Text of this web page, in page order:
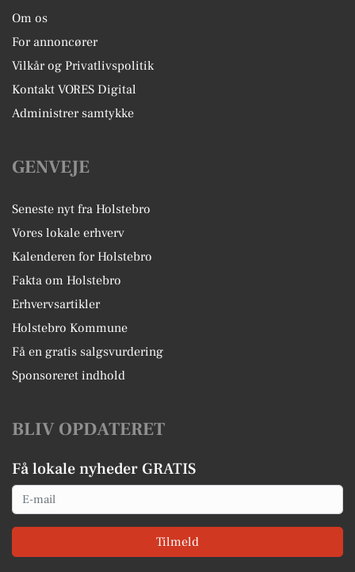
Om os
For annoncører
Vilkår og Privatlivspolitik
Kontakt VORES Digital
Administrer samtykke
GENVEJE
Seneste nyt fra Holstebro
Vores lokale erhverv
Kalenderen for Holstebro
Fakta om Holstebro
Erhvervsartikler
Holstebro Kommune
Få en gratis salgsvurdering
Sponsoreret indhold
BLIV OPDATERET
Få lokale nyheder GRATIS
Email
Tilmeld